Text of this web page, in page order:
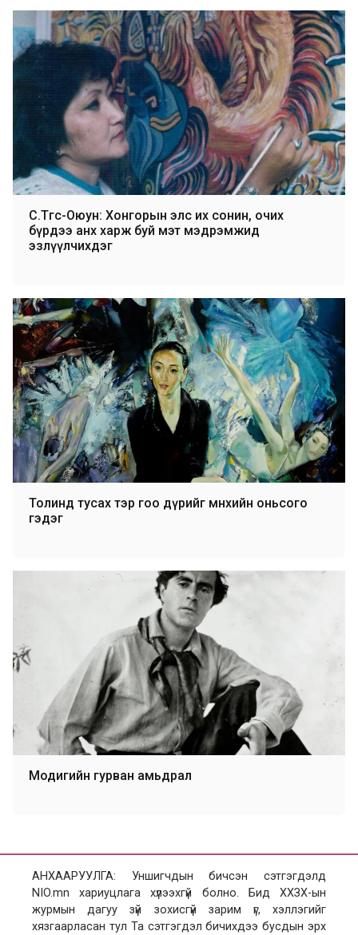
С.Төгс-Оюун: Хонгорын элс их сонин, очих
бүрдээ анх харж буй мэт мэдрэмжид
эзлүүлчихдэг
Толинд тусах тэр гоо дүрийг мөнхийн оньсого
гэдэг
Модигийн гурван амьдрал
АНХААРУУЛГА: Уншигчдын бичсэн сэтгэгдэлд
NIO.mn хариуцлага хүлээхгүй болно. Бид ХХЗХ-ын
журмын дагуу зүй зохисгүй зарим үг, хэллэгийг
хязгаарласан тул Та сэтгэгдэл бичихдээ бусдын эрх